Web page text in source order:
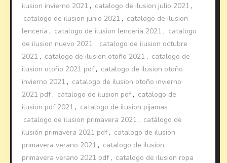
ilusion invierno 2021 , catalogo de ilusion julio 2021 ,
catalogo de ilusion junio 2021 , catalogo de ilusion
lenceria , catalogo de ilusion lenceria 2021 , catalogo
de ilusion nuevo 2021 , catalogo de ilusion octubre
2021 , catalogo de ilusion otoño 2021 , catalogo de
ilusion otoño 2021 pdf , catalogo de ilusion otoño
invierno 2021 , catalogo de ilusion otoño invierno
2021 pdf , catalogo de ilusion pdf , catalogo de
ilusion pdf 2021 , catalogo de ilusion pijamas ,
catalogo de ilusion primavera 2021 , catálogo de
ilusión primavera 2021 pdf , catalogo de ilusion
primavera verano 2021 , catalogo de ilusion
primavera verano 2021 pdf , catalogo de ilusion ropa